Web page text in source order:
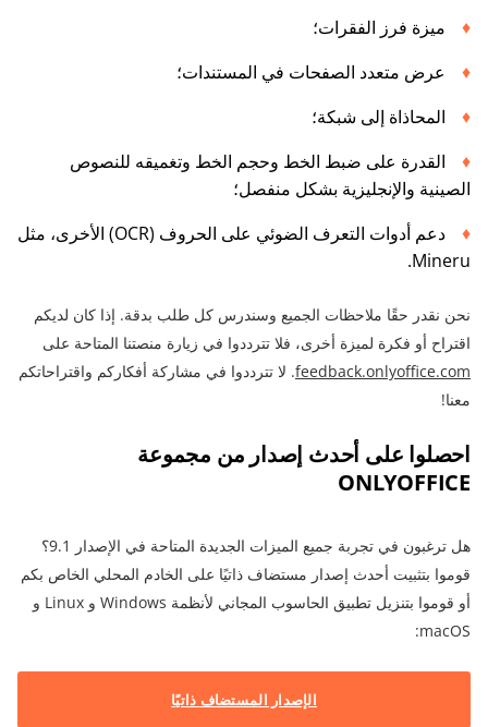
ميزة فرز الفقرات؛
عرض متعدد الصفحات في المستندات؛
المحاذاة إلى شبكة؛
القدرة على ضبط الخط وحجم الخط وتغميقه للنصوص
الصينية والإنجليزية بشكل منفصل؛
دعم أدوات التعرف الضوئي على الحروف (OCR) الأخرى، مثل
Mineru.
نحن نقدر حقًا ملاحظات الجميع وسندرس كل طلب بدقة. إذا كان لديكم
اقتراح أو فكرة لميزة أخرى، فلا تترددوا في زيارة منصتنا المتاحة على
feedback.onlyoffice.com. لا تترددوا في مشاركة أفكاركم واقتراحاتكم
معنا!
احصلوا على أحدث إصدار من مجموعة
ONLYOFFICE
هل ترغبون في تجربة جميع الميزات الجديدة المتاحة في الإصدار 9.1؟
قوموا بتثبيت أحدث إصدار مستضاف ذاتيًا على الخادم المحلي الخاص بكم
أو قوموا بتنزيل تطبيق الحاسوب المجاني لأنظمة Windows و Linux و
macOS:
الإصدار المستضاف ذاتيًا